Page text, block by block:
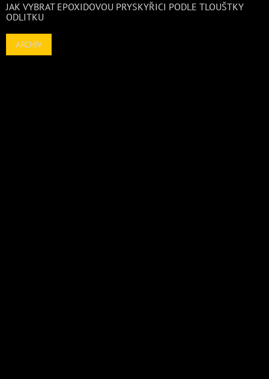
JAK VYBRAT EPOXIDOVOU PRYSKYŘICI PODLE TLOUŠTKY
ODLITKU
ARCHIV